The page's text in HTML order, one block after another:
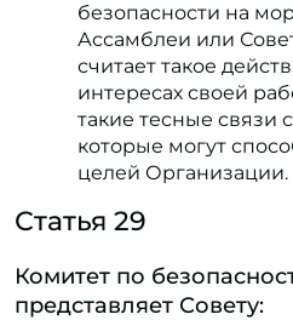
безопасности на
Ассамблеи или
считает такое
интересах своей
такие тесные связи
которые могут
целей Организации.
Статья 29
Комитет по
представляет Совету: